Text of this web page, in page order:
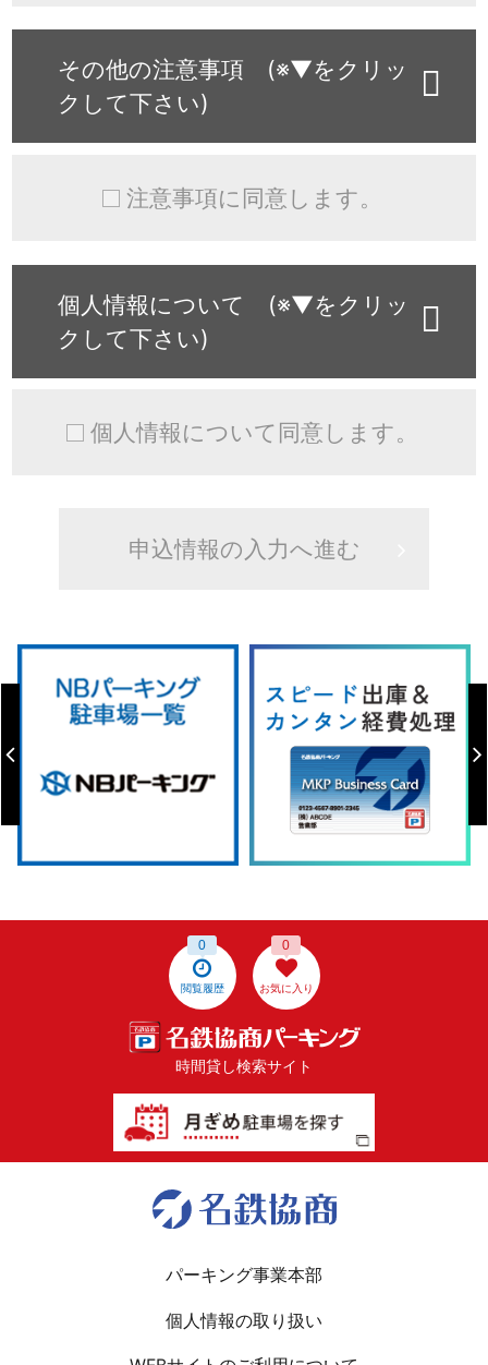
その他の注意事項 (※▼をクリッ
クして下さい)
注意事項に同意します。
個人情報について (※▼をクリッ
クして下さい)
個人情報について同意します。
閲覧履歴
0
お気に入り
0
時間貸し検索サイト
パーキング事業本部
個人情報の取り扱い